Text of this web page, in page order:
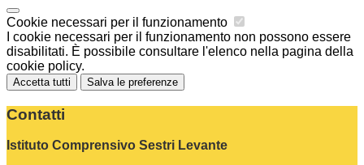
Cookie necessari per il funzionamento
I cookie necessari per il funzionamento non possono essere
disabilitati. È possibile consultare l'elenco nella pagina della
cookie policy.
Accetta tutti Salva le preferenze
Contatti
Istituto Comprensivo Sestri Levante